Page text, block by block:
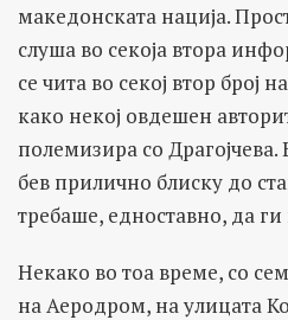
македонската нација.
слуша во секоја втора
се чита во секој втор број
како некој овдешен
полемизира со
бев прилично блиску до
требаше, едноставно, да
Некако во тоа време, со
на Аеродром, на улицата